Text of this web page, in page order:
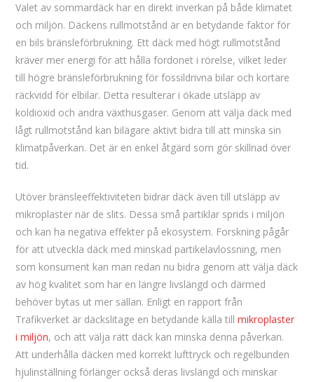
Valet av sommardäck har en direkt inverkan på både klimatet
och miljön. Däckens rullmotstånd är en betydande faktor för
en bils bränsleförbrukning. Ett däck med högt rullmotstånd
kräver mer energi för att hålla fordonet i rörelse, vilket leder
till högre bränsleförbrukning för fossildrivna bilar och kortare
räckvidd för elbilar. Detta resulterar i ökade utsläpp av
koldioxid och andra växthusgaser. Genom att välja däck med
lågt rullmotstånd kan bilägare aktivt bidra till att minska sin
klimatpåverkan. Det är en enkel åtgärd som gör skillnad över
tid.
Utöver bränsleeffektiviteten bidrar däck även till utsläpp av
mikroplaster när de slits. Dessa små partiklar sprids i miljön
och kan ha negativa effekter på ekosystem. Forskning pågår
för att utveckla däck med minskad partikelavlossning, men
som konsument kan man redan nu bidra genom att välja däck
av hög kvalitet som har en längre livslängd och därmed
behöver bytas ut mer sällan. Enligt en rapport från
Trafikverket är däckslitage en betydande källa tillmikroplaster
i miljön, och att välja rätt däck kan minska denna påverkan.
Att underhålla däcken med korrekt lufttryck och regelbunden
hjulinställning förlänger också deras livslängd och minskar